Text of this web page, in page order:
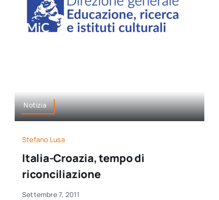
Cerca
Ita
Notizia
Stefano Lusa
Italia-Croazia, tempo di
riconciliazione
Settembre 7, 2011